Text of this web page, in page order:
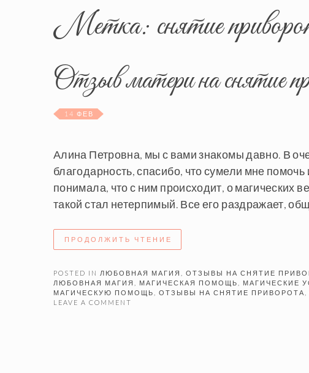
Метка: снятие
Отзыв матери на снятие
14 ФЕВ
Алина Петровна, мы с вами знакомы давно. В
благодарность, спасибо, что сумели мне
понимала, что с ним происходит, о магических
такой стал нетерпимый. Все его раздражает,
ПРОДОЛЖИТЬ ЧТЕНИЕ
POSTED IN ЛЮБОВНАЯ МАГИЯ ОТЗЫВЫ НА СНЯТИЕ
ЛЮБОВНАЯ МАГИЯ
МАГИЧЕСКАЯ ПОМОЩЬ МАГИЧЕСКИЕ
МАГИЧЕСКУЮ ПОМОЩЬ
ОТЗЫВЫ НА СНЯТИЕ ПРИВОРОТА
LEAVE A COMMENT